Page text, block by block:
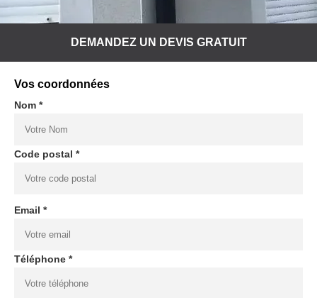
DEMANDEZ UN DEVIS GRATUIT
Vos coordonnées
Nom *
Code postal *
Email *
Téléphone *